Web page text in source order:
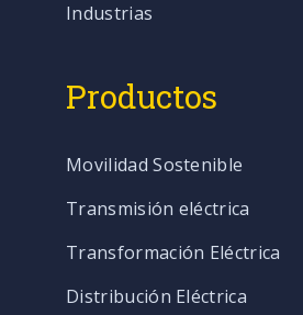
Industrias
Productos
Movilidad Sostenible
Transmisión eléctrica
Transformación Eléctrica
Distribución Eléctrica